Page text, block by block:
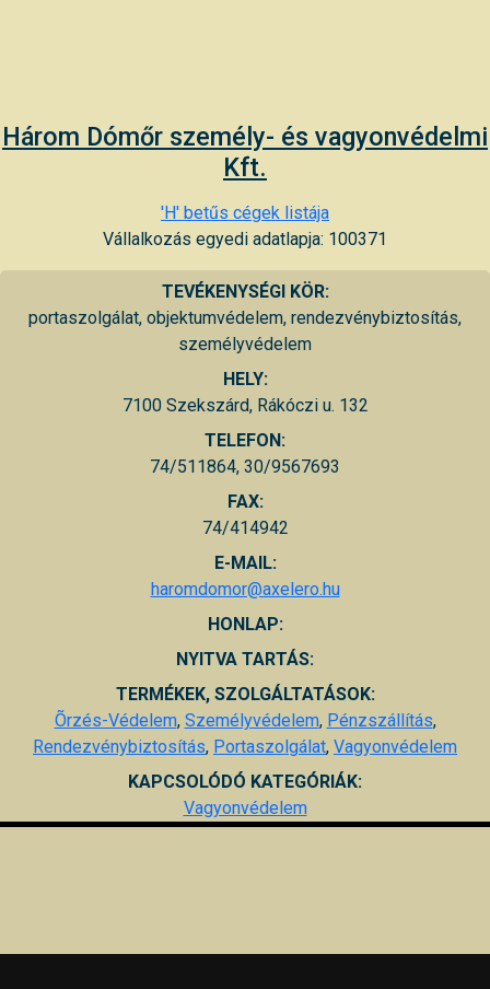
Három Dómőr személy- és vagyonvédelmi
Kft.
'H' betűs cégek listája
Vállalkozás egyedi adatlapja: 100371
TEVÉKENYSÉGI KÖR:
portaszolgálat, objektumvédelem, rendezvénybiztosítás,
személyvédelem
HELY:
7100 Szekszárd, Rákóczi u. 132
TELEFON:
74/511864, 30/9567693
FAX:
74/414942
E-MAIL:
haromdomor@axelero.hu
HONLAP:
NYITVA TARTÁS:
TERMÉKEK, SZOLGÁLTATÁSOK:
Õrzés-Védelem, Személyvédelem, Pénzszállítás,
Rendezvénybiztosítás, Portaszolgálat, Vagyonvédelem
KAPCSOLÓDÓ KATEGÓRIÁK:
Vagyonvédelem